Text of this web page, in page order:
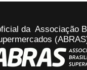
da Associação